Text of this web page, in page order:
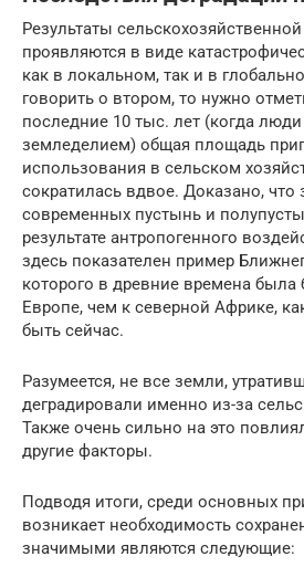
Результаты
проявляются в виде
как в локальном, так и в
говорить о втором, то нужно
последние 10 тыс. лет (когда
земледелием) общая площадь
использования в сельском
сократилась вдвое. Доказано, что
современных пустынь и
результате антропогенного
здесь показателен пример
которого в древние времена
Европе, чем к северной Африке,
быть сейчас.
Разумеется, не все земли,
деградировали именно из-за
Также очень сильно на это
другие факторы.
Подводя итоги, среди основных
возникает необходимость
значимыми являются следующие: